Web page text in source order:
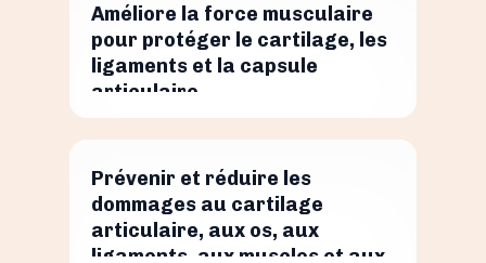
Améliore la force musculaire
pour protéger le cartilage, les
ligaments et la capsule
articulaire.
Prévenir et réduire les
dommages au cartilage
articulaire, aux os, aux
ligaments, aux muscles et aux